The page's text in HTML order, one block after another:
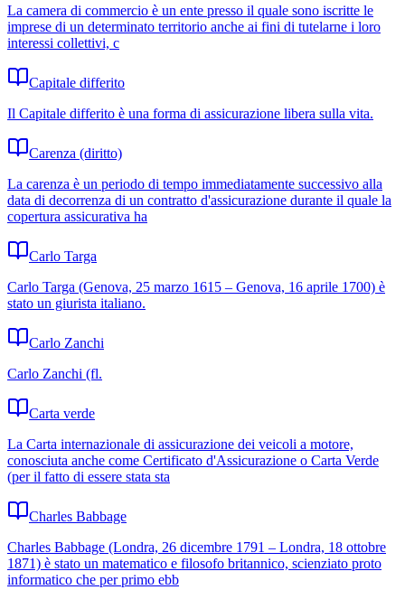
La camera di commercio è un ente presso il quale sono iscritte le
imprese di un determinato territorio anche ai fini di tutelarne i loro
interessi collettivi, c
Capitale differito
Il Capitale differito è una forma di assicurazione libera sulla vita.
Carenza (diritto)
La carenza è un periodo di tempo immediatamente successivo alla
data di decorrenza di un contratto d'assicurazione durante il quale la
copertura assicurativa ha
Carlo Targa
Carlo Targa (Genova, 25 marzo 1615 – Genova, 16 aprile 1700) è
stato un giurista italiano.
Carlo Zanchi
Carlo Zanchi (fl.
Carta verde
La Carta internazionale di assicurazione dei veicoli a motore,
conosciuta anche come Certificato d'Assicurazione o Carta Verde
(per il fatto di essere stata sta
Charles Babbage
Charles Babbage (Londra, 26 dicembre 1791 – Londra, 18 ottobre
1871) è stato un matematico e filosofo britannico, scienziato proto
informatico che per primo ebb